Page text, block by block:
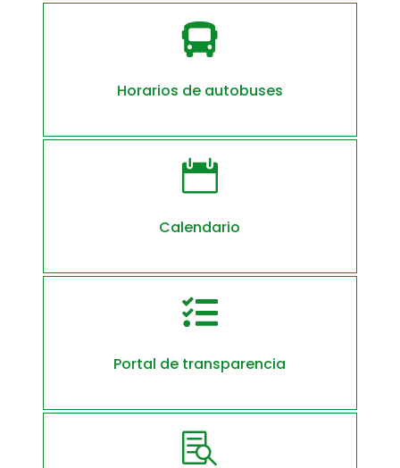

Horarios de autobuses

Calendario

Portal de transparencia
